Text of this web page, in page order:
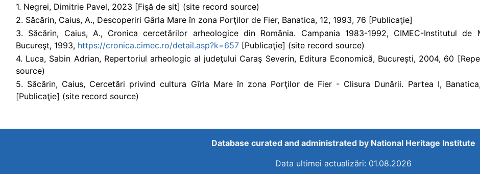
1. Negrei, Dimitrie Pavel, 2023 [Fişă de sit] (site record source)
2. Săcărin, Caius, A., Descoperiri Gârla Mare în zona Porţilor de Fier, Banatica, 12, 1993, 76 [Publicaţie]
3. Săcărin, Caius, A., Cronica cercetărilor arheologice din România. Campania 1983-1992, CIMEC-Institutul de
Bucureşt, 1993, https://cronica.cimec.ro/detail.asp?k=657 [Publicaţie] (site record source)
4. Luca, Sabin Adrian, Repertoriul arheologic al judeţului Caraş Severin, Editura Economică, București, 2004, 60
source)
5. Săcărin, Caius, Cercetări privind cultura Gîrla Mare în zona Porţilor de Fier - Clisura Dunării. Partea I,
[Publicaţie] (site record source)
Database curated and administrated by National Heritage Institute
Data ultimei actualizări: 01.08.2026